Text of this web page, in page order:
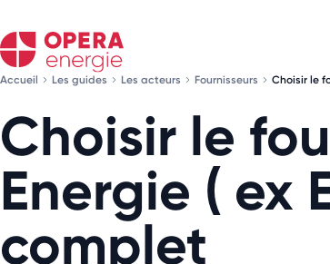
Accueil Les guides Les acteurs Fournisseurs Choisir le
Choisir le
Energie ( ex
complet